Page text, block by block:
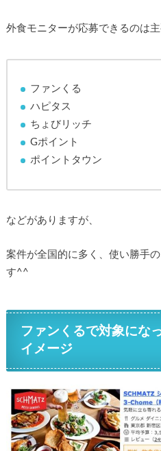
外食モニターが応募できるのは
ファンくる
ハピタス
ちょびリッチ
Gポイント
ポイントタウン
などがありますが、
案件が全国的に多く、使い勝手
す^^
ファンくるで対象にな
イメージ